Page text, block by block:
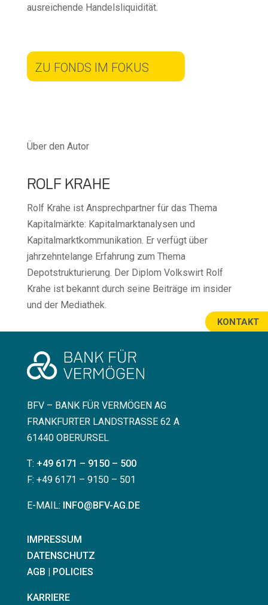
ausreichende Handelsliquidität.
ZU FONDS IM FOKUS
Über den Autor
ROLF KRAHE
Rolf Krahe ist Ansprechpartner für das Thema
Kapitalmärkte: Kapitalmarktanalysen und
Kapitalmarktkommunikation. Er verfügt über
jahrzehntelange Erfahrung zum Thema
Depotstrukturierung. Der Diplom Volkswirt Rolf
Krahe ist bekannt durch seine Beiträge im insider
und der Mediathek.
KONTAKT
BFV – BANK FÜR VERMÖGEN AG
FRANKFURTER LANDSTRASSE 62 A
61440 OBERURSEL
T: +49 6171 – 9150 – 500
F: +49 6171 – 9150 – 501
E-MAIL: INFO@BFV-AG.DE
IMPRESSUM
DATENSCHUTZ
AGB | POLICIES
KARRIERE